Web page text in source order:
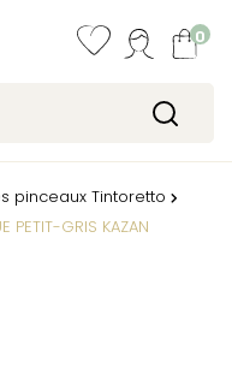
0
pinceaux Tintoretto
PETIT-GRIS KAZAN